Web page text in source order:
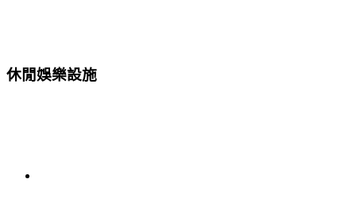
休閒娛樂設施